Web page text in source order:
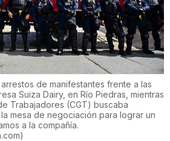
de manifestantes frente a las
Suiza Dairy, en Río Piedras, mientras
Trabajadores (CGT) buscaba
mesa de negociación para lograr un
a la compañía.
)